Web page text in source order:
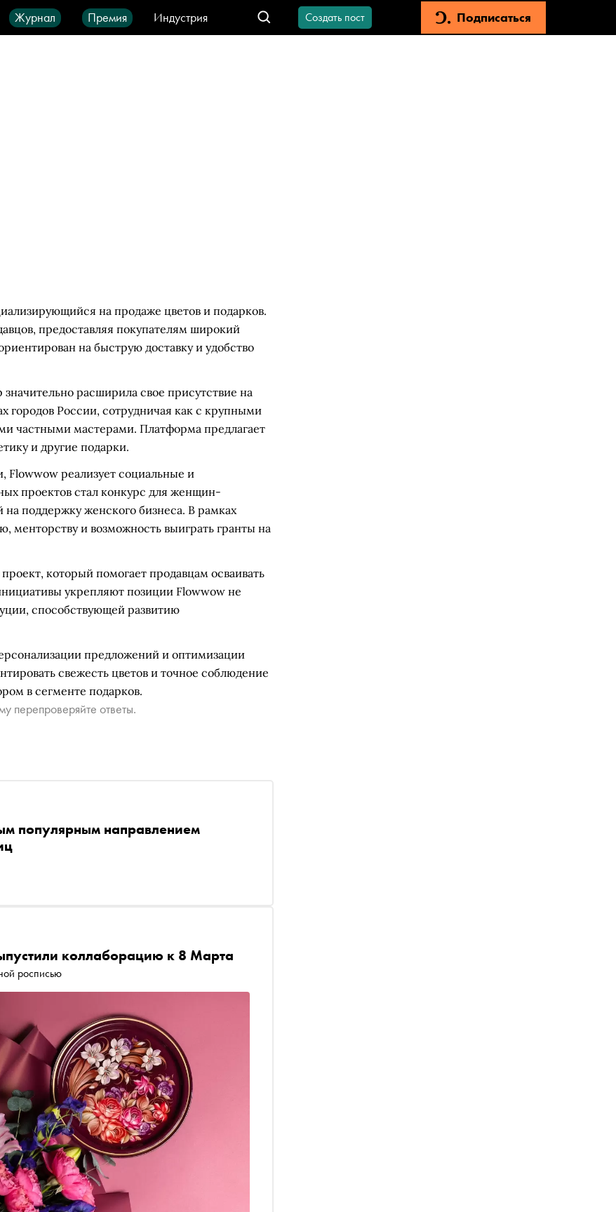
Журнал Премия
Индустрия
Город IT-продукты
Создать пост Подписаться
на продаже цветов и подарков.
предоставляя покупателям широкий
на быструю доставку и удобство
расширила свое присутствие на
городов России, сотрудничая как с крупными
частными мастерами. Платформа предлагает
и другие подарки.
реализует социальные и
проектов стал конкурс для женщин-
поддержку женского бизнеса. В рамках
менторству и возможность выиграть гранты на
который помогает продавцам осваивать
укрепляют позиции Flowwow не
способствующей развитию
предложений и оптимизации
свежесть цветов и точное соблюдение
в сегменте подарков.
перепроверяйте ответы.
популярным направлением
коллаборацию к 8 Марта
росписью